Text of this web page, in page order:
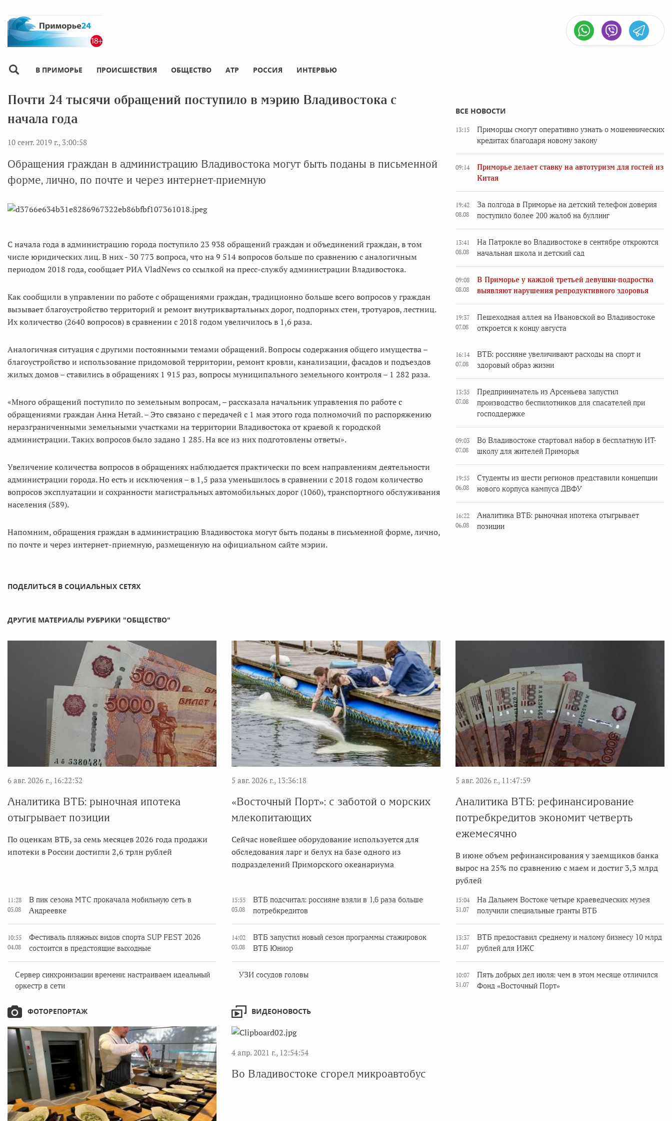
В ПРИМОРЬЕ ПРОИСШЕСТВИЯ ОБЩЕСТВО АТР РОССИЯ ИНТЕРВЬЮ
Почти 24 тысячи обращений поступило в мэрию Владивостока с
начала года
10 сент. 2019 г., 3:00:58
Обращения граждан в администрацию Владивостока могут быть поданы в письменной
форме, лично, по почте и через интернет-приемную
С начала года в администрацию города поступило 23 938 обращений граждан и объединений граждан, в том
числе юридических лиц. В них - 30 773 вопроса, что на 9 514 вопросов больше по сравнению с аналогичным
периодом 2018 года, сообщает РИА VladNews со ссылкой на пресс-службу администрации Владивостока.
Как сообщили в управлении по работе с обращениями граждан, традиционно больше всего вопросов у граждан
вызывает благоустройство территорий и ремонт внутриквартальных дорог, подпорных стен, тротуаров, лестниц.
Их количество (2640 вопросов) в сравнении с 2018 годом увеличилось в 1,6 раза.
Аналогичная ситуация с другими постоянными темами обращений. Вопросы содержания общего имущества –
благоустройство и использование придомовой территории, ремонт кровли, канализации, фасадов и подъездов
жилых домов – ставились в обращениях 1 915 раз, вопросы муниципального земельного контроля – 1 282 раза.
«Много обращений поступило по земельным вопросам, – рассказала начальник управления по работе с
обращениями граждан Анна Нетай. – Это связано с передачей с 1 мая этого года полномочий по распоряжению
неразграниченными земельными участками на территории Владивостока от краевой к городской
администрации. Таких вопросов было задано 1 285. На все из них подготовлены ответы».
Увеличение количества вопросов в обращениях наблюдается практически по всем направлениям деятельности
администрации города. Но есть и исключения – в 1,5 раза уменьшилось в сравнении с 2018 годом количество
вопросов эксплуатации и сохранности магистральных автомобильных дорог (1060), транспортного обслуживания
населения (589).
Напомним, обращения граждан в администрацию Владивостока могут быть поданы в письменной форме, лично,
по почте и через интернет-приемную, размещенную на официальном сайте мэрии.
ПОДЕЛИТЬСЯ В СОЦИАЛЬНЫХ СЕТЯХ
ВСЕ НОВОСТИ
13:15
Приморцы смогут оперативно узнать о мошеннических
кредитах благодаря новому закону
09:14
Приморье делает ставку на автотуризм для гостей из
Китая
19:42
08.08
За полгода в Приморье на детский телефон доверия
поступило более 200 жалоб на буллинг
13:41
08.08
На Патрокле во Владивостоке в сентябре откроются
начальная школа и детский сад
09:08
08.08
В Приморье у каждой третьей девушки-подростка
выявляют нарушения репродуктивного здоровья
19:37
07.08
Пешеходная аллея на Ивановской во Владивостоке
откроется к концу августа
16:14
07.08
ВТБ: россияне увеличивают расходы на спорт и
здоровый образ жизни
13:35
07.08
Предприниматель из Арсеньева запустил
производство беспилотников для спасателей при
господдержке
09:03
07.08
Во Владивостоке стартовал набор в бесплатную ИТ-
школу для жителей Приморья
19:55
06.08
Студенты из шести регионов представили концепции
нового корпуса кампуса ДВФУ
16:22
06.08
Аналитика ВТБ: рыночная ипотека отыгрывает
позиции
ДРУГИЕ МАТЕРИАЛЫ РУБРИКИ "ОБЩЕСТВО"
6 авг. 2026 г., 16:22:32
Аналитика ВТБ: рыночная ипотека
отыгрывает позиции
По оценкам ВТБ, за семь месяцев 2026 года продажи
ипотеки в России достигли 2,6 трлн рублей
5 авг. 2026 г., 13:36:18
«Восточный Порт»: с заботой о морских
млекопитающих
Сейчас новейшее оборудование используется для
обследования ларг и белух на базе одного из
подразделений Приморского океанариума
5 авг. 2026 г., 11:47:59
Аналитика ВТБ: рефинансирование
потребкредитов экономит четверть
ежемесячно
В июне объем рефинансирования у заемщиков банка
вырос на 25% по сравнению с маем и достиг 3,3 млрд
рублей
11:28
05.08
В пик сезона МТС прокачала мобильную сеть в
Андреевке
10:55
04.08
Фестиваль пляжных видов спорта SUP FEST 2026
состоится в предстоящие выходные
Сервер синхронизации времени: настраиваем идеальный
оркестр в сети
15:55
03.08
ВТБ подсчитал: россияне взяли в 1,6 раза больше
потребкредитов
14:02
03.08
ВТБ запустил новый сезон программы стажировок
ВТБ Юниор
УЗИ сосудов головы
15:04
31.07
На Дальнем Востоке четыре краеведческих музея
получили специальные гранты ВТБ
13:37
31.07
ВТБ предоставил среднему и малому бизнесу 10 млрд
рублей для ИЖС
10:07
31.07
Пять добрых дел июля: чем в этом месяце отличился
Фонд «Восточный Порт»
ФОТОРЕПОРТАЖ ВИДЕОНОВОСТЬ
4 апр. 2021 г., 12:54:54
Во Владивостоке сгорел микроавтобус